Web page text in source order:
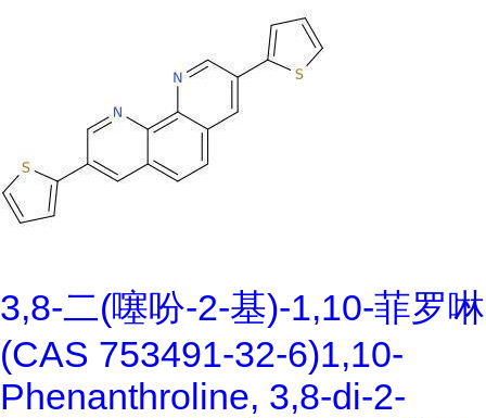
3,8-二(噻吩-2-基)-1,10-菲罗啉
(CAS 753491-32-6)1,10-
Phenanthroline, 3,8-di-2-